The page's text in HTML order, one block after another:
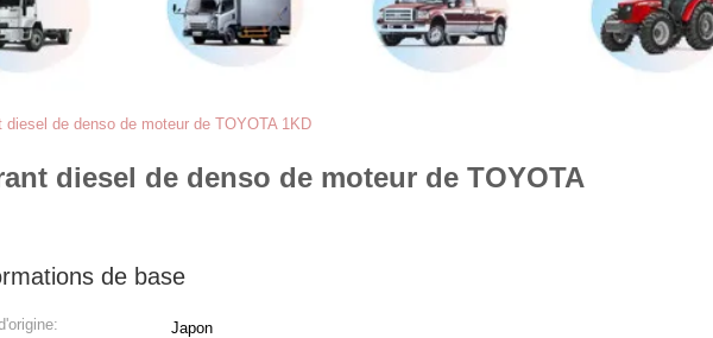
de denso de moteur de TOYOTA 1KD
diesel de denso de moteur de TOYOTA
de base
Japon